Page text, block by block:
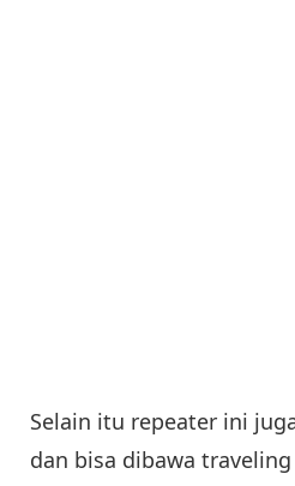
Selain itu repeater ini
dan bisa dibawa